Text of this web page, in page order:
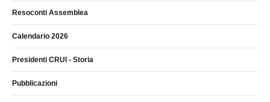
Resoconti Assemblea
Calendario 2026
Presidenti CRUI - Storia
Pubblicazioni